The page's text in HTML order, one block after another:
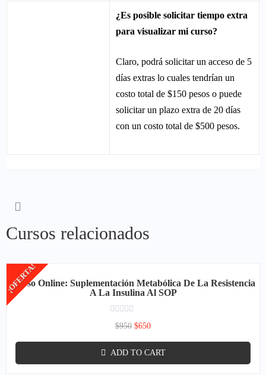
¿Es posible solicitar tiempo extra
para visualizar mi curso?
Claro, podrá solicitar un acceso de 5
días extras lo cuales tendrían un
costo total de $150 pesos o puede
solicitar un plazo extra de 20 días
con un costo total de $500 pesos.
Cursos relacionados
Curso Online: Suplementación Metabólica De La Resistencia
A La Insulina Al SOP
Rated
5
¡OFERTA!
$950 $650
ADD TO CART